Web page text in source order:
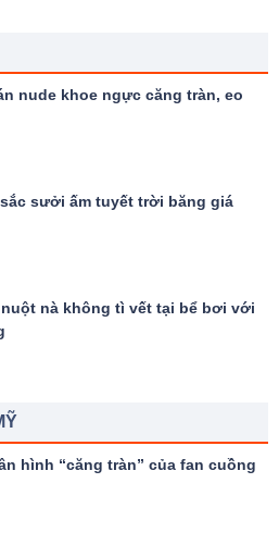
nude khoe ngực căng tràn, eo
sưởi ấm tuyết trời băng giá
nuột nà không tì vết tại bể bơi với
hình “căng tràn” của fan cuồng